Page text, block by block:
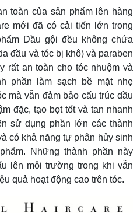
toàn của sản phẩm lên hàng
mới đã có cải tiến lớn trong
Dầu gội đều không chứa
đầu và tóc bị khô) và paraben
rất an toàn cho tóc nhuộm và
phần làm sạch bề mặt nhẹ
mà vẫn đảm bảo cấu trúc dầu
đặc, tạo bọt tốt và tan nhanh
sử dụng phần lớn các thành
có khả năng tự phân hủy sinh
Những thành phần này
lên môi trường trong khi vẫn
quả hoạt động cao trên tóc.